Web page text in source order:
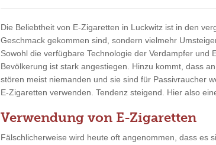
Die Beliebtheit von E-Zigaretten in Luckwitz ist in den
Geschmack gekommen sind, sondern vielmehr
Sowohl die verfügbare Technologie der Verdampfer
Bevölkerung ist stark angestiegen. Hinzu kommt, dass
stören meist niemanden und sie sind für Passivraucher
E-Zigaretten verwenden. Tendenz steigend. Hier also
Verwendung von E-Zigaretten
Fälschlicherweise wird heute oft angenommen, dass es